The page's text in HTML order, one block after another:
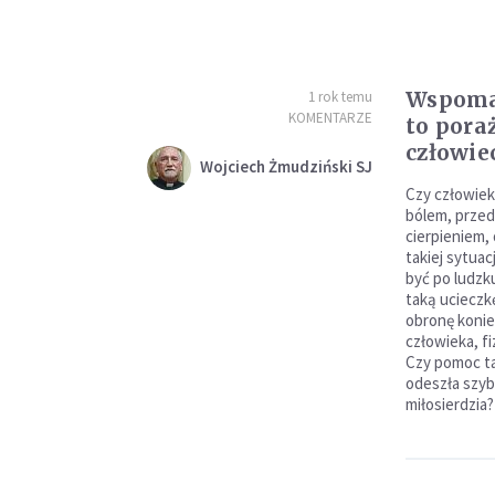
1 rok temu
KOMENTARZE
Wojciech Żmudziński SJ
to
Czy
bólem,
cierpieniem,
takiej
być po
taką
obronę
człowieka,
Czy pomoc
odeszła
miłosierdzia?